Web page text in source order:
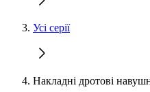
Усі серії
Накладні дротові